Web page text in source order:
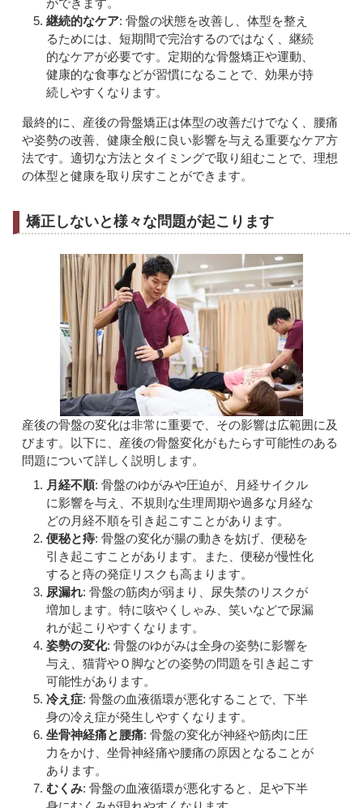
継続的なケア: 骨盤の状態を改善し、体型を整え
るためには、短期間で完治するのではなく、継続
的なケアが必要です。定期的な骨盤矯正や運動、
健康的な食事などが習慣になることで、効果が持
続しやすくなります。
最終的に、産後の骨盤矯正は体型の改善だけでなく、腰痛
や姿勢の改善、健康全般に良い影響を与える重要なケア方
法です。適切な方法とタイミングで取り組むことで、理想
の体型と健康を取り戻すことができます。
矯正しないと様々な問題が起こります
産後の骨盤の変化は非常に重要で、その影響は広範囲に及
びます。以下に、産後の骨盤変化がもたらす可能性のある
問題について詳しく説明します。
月経不順: 骨盤のゆがみや圧迫が、月経サイクル
に影響を与え、不規則な生理周期や過多な月経な
どの月経不順を引き起こすことがあります。
便秘と痔: 骨盤の変化が腸の動きを妨げ、便秘を
引き起こすことがあります。また、便秘が慢性化
すると痔の発症リスクも高まります。
尿漏れ: 骨盤の筋肉が弱まり、尿失禁のリスクが
増加します。特に咳やくしゃみ、笑いなどで尿漏
れが起こりやすくなります。
姿勢の変化: 骨盤のゆがみは全身の姿勢に影響を
与え、猫背やＯ脚などの姿勢の問題を引き起こす
可能性があります。
冷え症: 骨盤の血液循環が悪化することで、下半
身の冷え症が発生しやすくなります。
坐骨神経痛と腰痛: 骨盤の変化が神経や筋肉に圧
力をかけ、坐骨神経痛や腰痛の原因となることが
あります。
むくみ: 骨盤の血液循環が悪化すると、足や下半